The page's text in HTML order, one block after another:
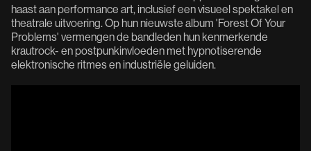
haast aan performance art, inclusief een visueel spektakel en
theatrale uitvoering. Op hun nieuwste album 'Forest Of Your
Problems' vermengen de bandleden hun kenmerkende
krautrock- en postpunkinvloeden met hypnotiserende
elektronische ritmes en industriële geluiden.